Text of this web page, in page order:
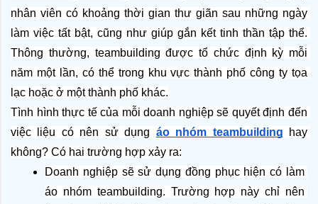
nhân viên có khoảng thời gian thư giãn sau những ngày
làm việc tất bật, cũng như giúp gắn kết tinh thần tập thể.
Thông thường, teambuilding được tổ chức định kỳ mỗi
năm một lần, có thể trong khu vực thành phố công ty tọa
lạc hoặc ở một thành phố khác.
Tình hình thực tế của mỗi doanh nghiệp sẽ quyết định đến
việc liệu có nên sử dụng áo nhóm teambuilding hay
không? Có hai trường hợp xảy ra:
Doanh nghiệp sẽ sử dụng đồng phục hiện có làm
áo nhóm teambuilding. Trường hợp này chỉ nên